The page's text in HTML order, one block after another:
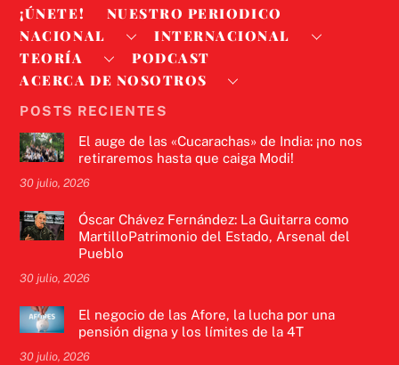
¡ÚNETE!
NUESTRO PERIODICO
NACIONAL
INTERNACIONAL
TEORÍA
PODCAST
ACERCA DE NOSOTROS
POSTS RECIENTES
El auge de las «Cucarachas» de India: ¡no nos
retiraremos hasta que caiga Modi!
30 julio, 2026
Óscar Chávez Fernández: La Guitarra como
MartilloPatrimonio del Estado, Arsenal del
Pueblo
30 julio, 2026
El negocio de las Afore, la lucha por una
pensión digna y los límites de la 4T
30 julio, 2026